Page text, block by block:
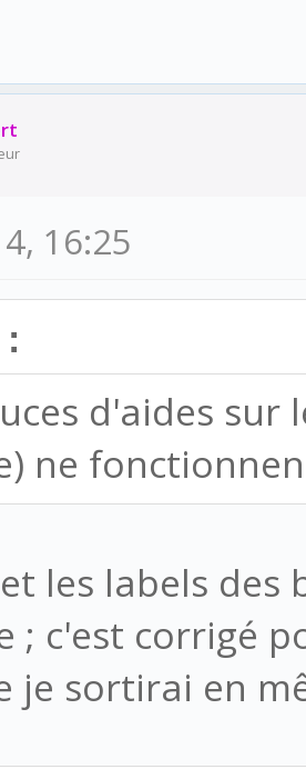
16:25
d'aides
ne
les labels
; c'est corrigé
je sortirai en